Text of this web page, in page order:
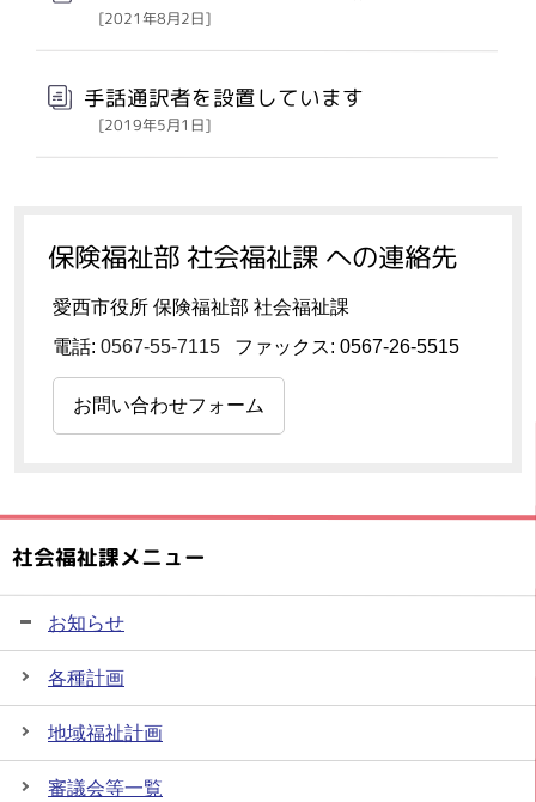
[2021年8月2日]
手話通訳者を設置しています
[2019年5月1日]
保険福祉部 社会福祉課 への連絡先
愛西市役所 保険福祉部 社会福祉課
電話: 0567-55-7115 ファックス: 0567-26-5515
お問い合わせフォーム
社会福祉課メニュー
お知らせ
各種計画
地域福祉計画
審議会等一覧